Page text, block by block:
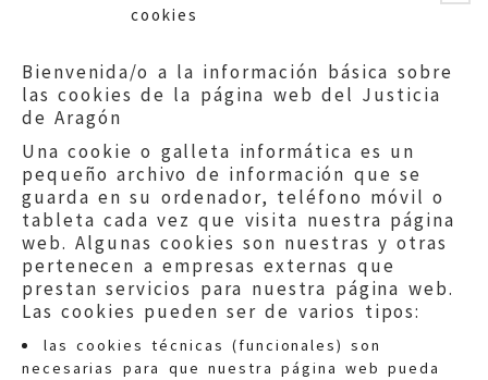
cookies
Bienvenida/o a la información básica sobre
las cookies de la página web del Justicia
de Aragón
Una cookie o galleta informática es un
pequeño archivo de información que se
guarda en su ordenador, teléfono móvil o
tableta cada vez que visita nuestra página
web. Algunas cookies son nuestras y otras
pertenecen a empresas externas que
prestan servicios para nuestra página web.
Las cookies pueden ser de varios tipos:
las cookies técnicas (funcionales) son
necesarias para que nuestra página web pueda